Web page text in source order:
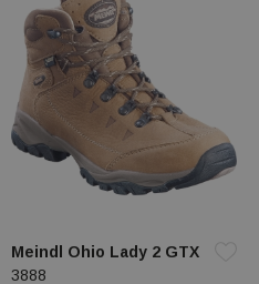
Meindl Ohio Lady 2 GTX
3888